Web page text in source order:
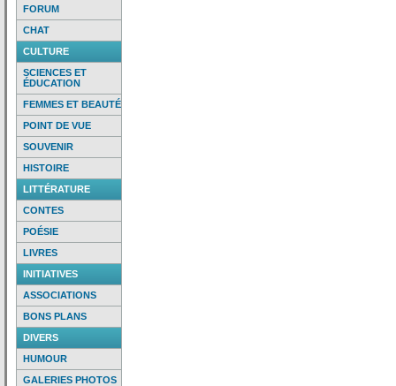
FORUM
CHAT
CULTURE
SCIENCES ET
ÉDUCATION
FEMMES ET BEAUTÉ
POINT DE VUE
SOUVENIR
HISTOIRE
LITTÉRATURE
CONTES
POÉSIE
LIVRES
INITIATIVES
ASSOCIATIONS
BONS PLANS
DIVERS
HUMOUR
GALERIES PHOTOS